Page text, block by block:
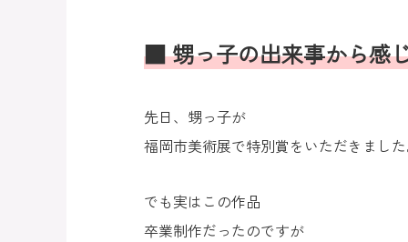
■ 甥っ子の出来事から感
先日、甥っ子が
福岡市美術展で特別賞をいただきました
でも実はこの作品
卒業制作だったのですが